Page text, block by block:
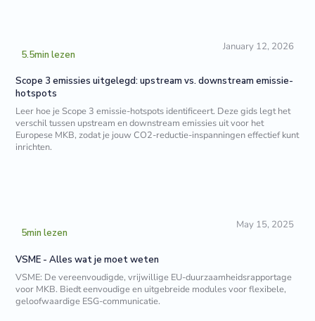
5.5min lezen
January 12, 2026
Scope 3 emissies uitgelegd: upstream vs. downstream emissie-
hotspots
Leer hoe je Scope 3 emissie-hotspots identificeert. Deze gids legt het
verschil tussen upstream en downstream emissies uit voor het
Europese MKB, zodat je jouw CO2-reductie-inspanningen effectief kunt
inrichten.
5min lezen
May 15, 2025
VSME - Alles wat je moet weten
VSME: De vereenvoudigde, vrijwillige EU-duurzaamheidsrapportage
voor MKB. Biedt eenvoudige en uitgebreide modules voor flexibele,
geloofwaardige ESG-communicatie.